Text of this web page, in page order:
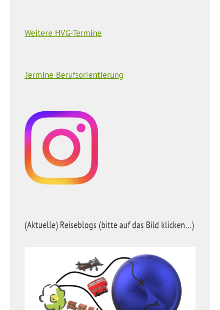
Weitere HVG-Termine
Termine Berufsorientierung
(Aktuelle) Reiseblogs (bitte auf das Bild klicken…)